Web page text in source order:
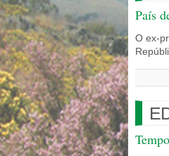
País
O ex-